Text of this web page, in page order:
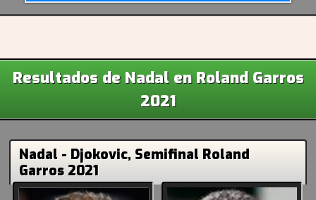
Resultados de Nadal en Roland Garros
2021
Nadal - Djokovic, Semifinal Roland
Garros 2021